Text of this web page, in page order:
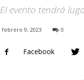
El evento tendrá
febrero 9, 2023 0
Facebook